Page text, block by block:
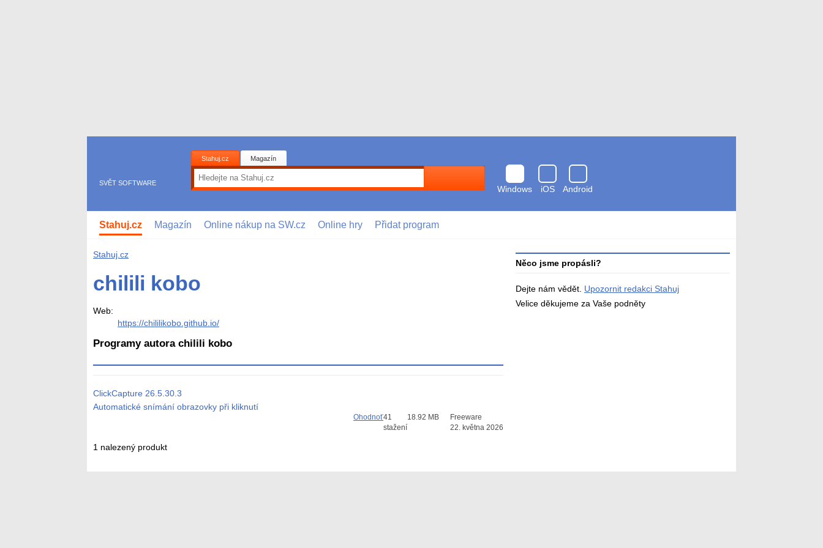
SVĚT SOFTWARE
Stahuj.cz Magazín
Windows
iOS
Android
antivirem
Stahuj.cz Magazín Online nákup na SW.cz Online hry Přidat program
Stahuj.cz
chilili kobo
Web:
https://chililikobo.github.io/
Programy autora chilili kobo
ClickCapture 26.5.30.3
Automatické snímání obrazovky při kliknutí
Ohodnoť41
stažení
18.92 MB
Freeware
22. května 2026
1 nalezený produkt
Něco jsme propásli?
Dejte nám vědět. Upozornit redakci Stahuj
Velice děkujeme za Vaše podněty